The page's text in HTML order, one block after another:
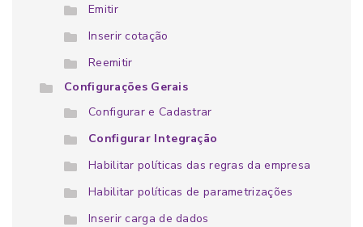
Emitir
Inserir cotação
Reemitir
Configurações Gerais
Configurar e Cadastrar
Configurar Integração
Habilitar políticas das regras da empresa
Habilitar políticas de parametrizações
Inserir carga de dados